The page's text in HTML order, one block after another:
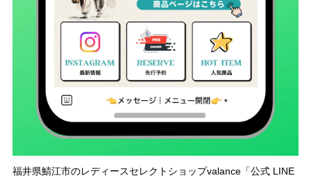
福井県鯖江市のレディースセレクトショップvalance「公式 LINE